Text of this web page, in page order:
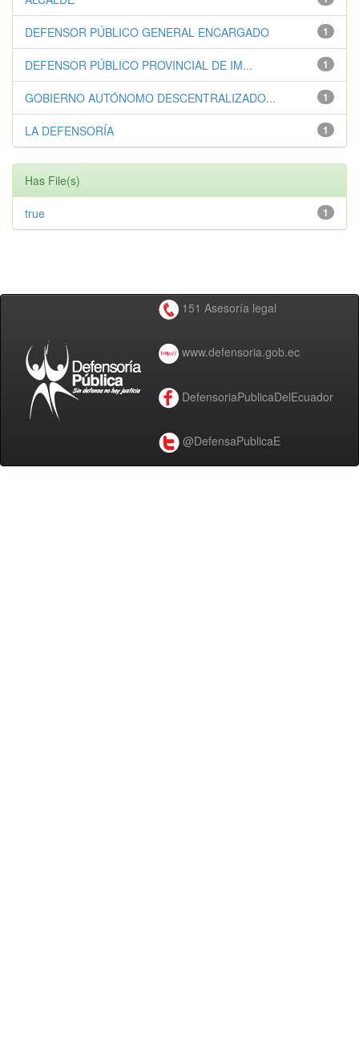
1
DEFENSOR PÚBLICO GENERAL ENCARGADO
1
DEFENSOR PÚBLICO PROVINCIAL DE IM...
1
GOBIERNO AUTÓNOMO DESCENTRALIZADO...
1
LA DEFENSORÍA
Has File(s)
1
true
151 Asesoría legal
www.defensoria.gob.ec
DefensoriaPublicaDelEcuador
@DefensaPublicaE